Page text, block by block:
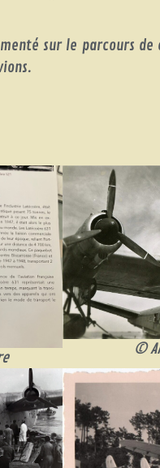
sur le parcours
©